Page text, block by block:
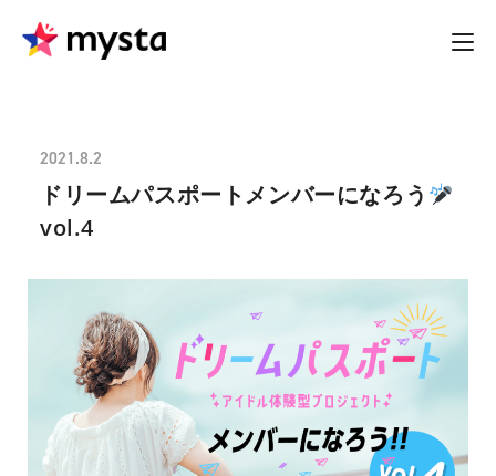
2021.8.2
ドリームパスポートメンバーになろう
vol.4